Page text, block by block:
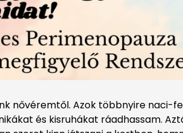
nővéremtől. Azok többnyire naci-
és kisruhákat ráadhassam.